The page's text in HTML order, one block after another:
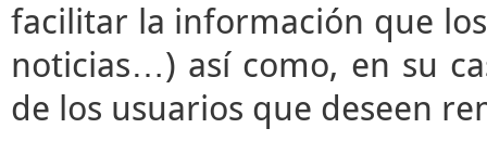
facilitar la información que
noticias…) así como, en su
de los usuarios que deseen